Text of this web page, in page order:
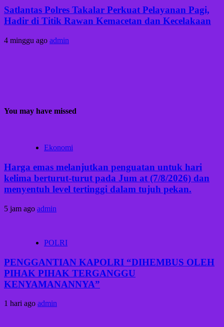
Satlantas Polres Takalar Perkuat Pelayanan Pagi,
Hadir di Titik Rawan Kemacetan dan Kecelakaan
4 minggu ago admin
You may have missed
Ekonomi
Harga emas melanjutkan penguatan untuk hari
kelima berturut-turut pada Jum at (7/8/2026) dan
menyentuh level tertinggi dalam tujuh pekan.
5 jam ago admin
POLRI
PENGGANTIAN KAPOLRI “DIHEMBUS OLEH
PIHAK PIHAK TERGANGGU
KENYAMANANNYA”
1 hari ago admin